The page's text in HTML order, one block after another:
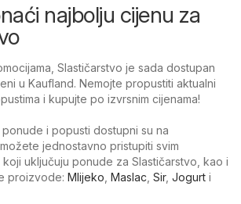
najbolju cijenu za
Slastičarstvo je sada dostupan
u Kaufland. Nemojte propustiti aktualni
i kupujte po izvrsnim cijenama!
i popusti dostupni su na
jednostavno pristupiti svim
koji uključuju ponude za Slastičarstvo, kao i
proizvode: Mlijeko Maslac Sir, Jogurt i